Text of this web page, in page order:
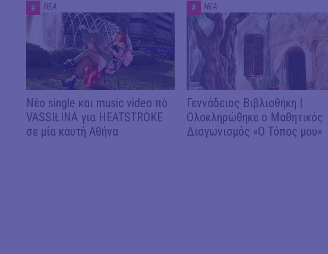
# ΝΕΑ
Νέο single και music video πό
VASSIŁINA για HEATSTROKE
σε μία καυτή Αθήνα
# ΝΕΑ
Γεννάδειος Βιβλιοθήκη |
Ολοκληρώθηκε ο Μαθητικός
Διαγωνισμός «Ο Τόπος μου»